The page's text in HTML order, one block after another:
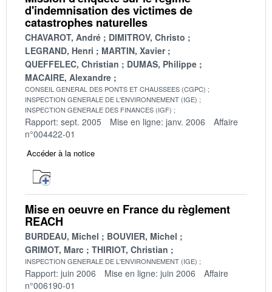
d'indemnisation des victimes de
catastrophes naturelles
CHAVAROT, André
DIMITROV, Christo
LEGRAND, Henri
MARTIN, Xavier
QUEFFELEC, Christian
DUMAS, Philippe
MACAIRE, Alexandre
CONSEIL GENERAL DES PONTS ET CHAUSSEES (CGPC)
INSPECTION GENERALE DE L'ENVIRONNEMENT (IGE)
INSPECTION GENERALE DES FINANCES (IGF)
Rapport: sept. 2005 Mise en ligne: janv. 2006
Affaire
n°004422-01
Accéder à la notice
Mise en oeuvre en France du règlement
REACH
BURDEAU, Michel
BOUVIER, Michel
GRIMOT, Marc
THIRIOT, Christian
INSPECTION GENERALE DE L'ENVIRONNEMENT (IGE)
Rapport: juin 2006 Mise en ligne: juin 2006
Affaire
n°006190-01